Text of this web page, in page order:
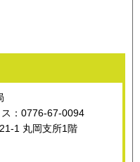
：0776-67-0094
1 丸岡支所1階